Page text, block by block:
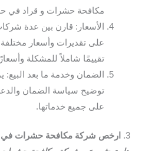
مكافحة حشرات و قراد
الأسعار: قارن بين عدة
على تقديرات وأسعار
تقييمًا شاملاً للمشكلة
الضمان وخدمة ما بعد
توضيح سياسة الضمان
على جميع خدماتها.
3.
ارخص شركة مكافحة حشرات